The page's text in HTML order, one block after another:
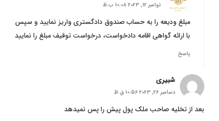
نوامبر 12, 2023 10:08 ب.ظ
مبلغ ودیعه را به حساب صندوق دادگستری واریز نمایید و سپس
با ارائه گواهی اقامه دادخواست، درخواست توقیف مبلغ را نمایید
پاسخ
شبیری
دسامبر 26, 2023 10:56 ق.ظ
بعد از تخلیه صاحب ملک پول پیش را پس نمیدهد